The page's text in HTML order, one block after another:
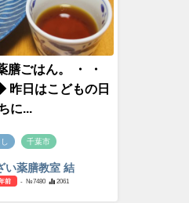
膳ごはん。 ・ ・
昨日はこどもの日
に...
千葉市
い薬膳教室 結
前 - №7480 2061